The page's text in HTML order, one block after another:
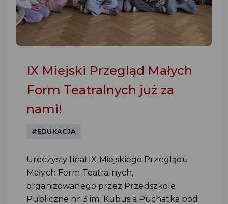
IX Miejski Przegląd Małych
Form Teatralnych już za
nami!
#EDUKACJA
Uroczysty finał IX Miejskiego Przeglądu
Małych Form Teatralnych,
organizowanego przez Przedszkole
Publiczne nr 3 im. Kubusia Puchatka pod